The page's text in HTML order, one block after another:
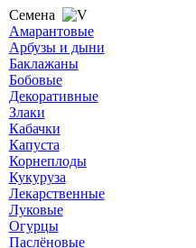
Семена
Амарантовые
Арбузы и дыни
Баклажаны
Бобовые
Декоративные
Злаки
Кабачки
Капуста
Корнеплоды
Кукуруза
Лекарственные
Луковые
Огурцы
Паслёновые